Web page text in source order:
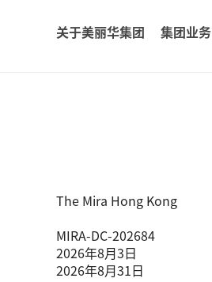
关于美丽华集团 集团业务
The Mira Hong Kong
MIRA-DC-202684
2026年8月3日
2026年8月31日